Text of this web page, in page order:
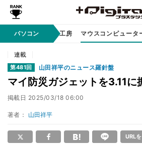
パソコンパソコン工房 マウスコンピュータ
連載
第481回 山田祥平のニュース羅針盤
マイ防災ガジェットを3.11に
掲載日 2025/03/18 06:00
著者： 山田祥平
URL